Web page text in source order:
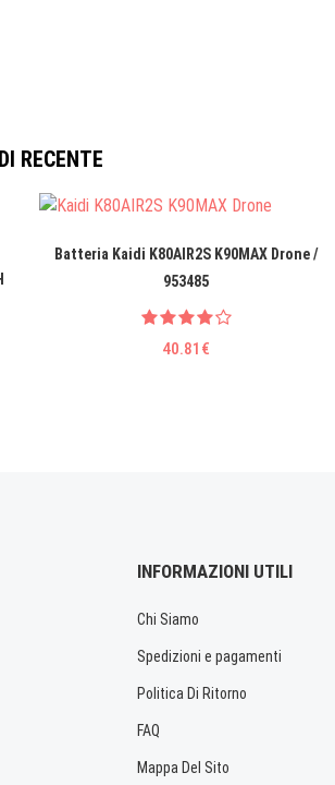
RECENTE
Batteria Kaidi K80AIR2S K90MAX Drone /
953485
40.81€
INFORMAZIONI UTILI
Chi Siamo
Spedizioni e pagamenti
Politica Di Ritorno
FAQ
Mappa Del Sito